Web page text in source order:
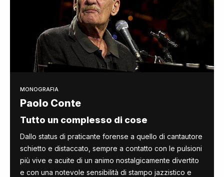
MONOGRAFIA
Paolo Conte
Tutto un complesso di cose
Dallo status di praticante forense a quello di cantautore
schietto e distaccato, sempre a contatto con le pulsioni
più vive e acuite di un animo nostalgicamente divertito
e con una notevole sensibilità di stampo jazzistico e